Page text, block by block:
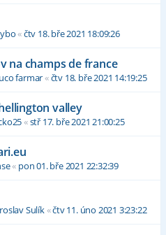
«čtv 18. bře 2021 18:09:26
na champs de france
farmar«čtv 18. bře 2021 14:19:25
valley
«stř 17. bře 2021 21:00:25
« pon 01. bře 2021 22:32:39
Sulík«čtv 11. úno 2021 3:23:22